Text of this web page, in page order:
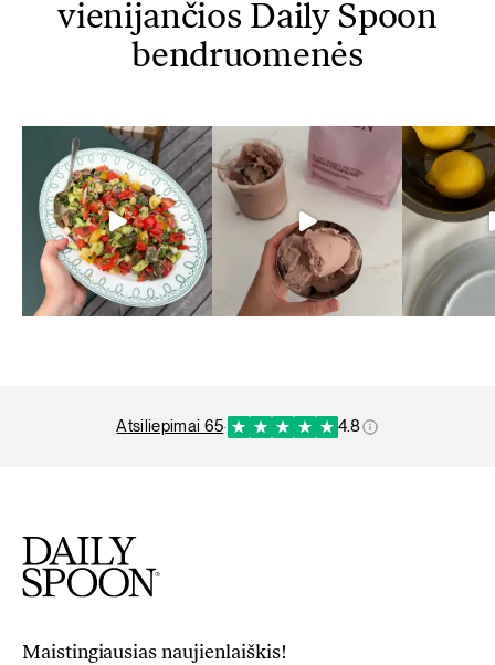
vienijančios Daily Spoon
bendruomenės
atsiliepimai 65· 4.8
Maistingiausias naujienlaiškis!